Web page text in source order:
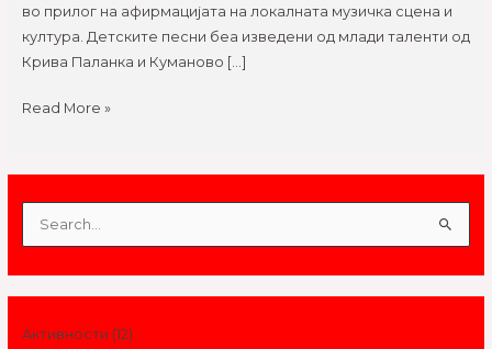
во прилог на афирмацијата на локалната музичка сцена и
култура. Детските песни беа изведени од млади таленти од
Крива Паланка и Куманово […]
Read More »
c
Активности (12)